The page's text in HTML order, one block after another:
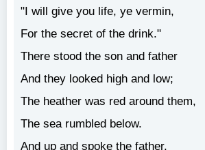
"I will give you life, ye vermin,
For the secret of the drink."
There stood the son and father
And they looked high and low;
The heather was red around them,
The sea rumbled below.
And up and spoke the father,